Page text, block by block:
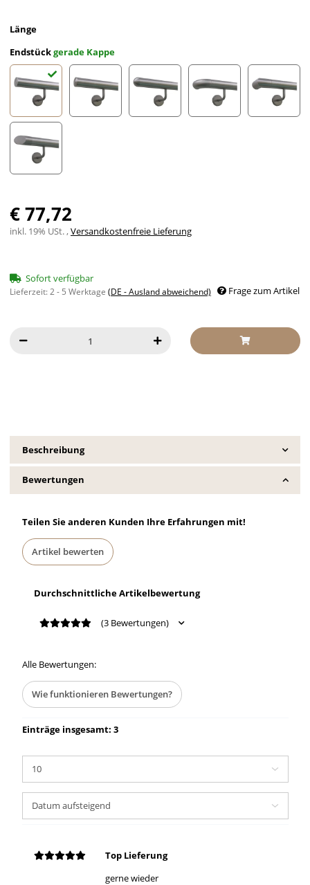
Länge
Endstückgerade Kappe
gerade Kappe
€ 77,72
inkl. 19% USt. ,Versandkostenfreie Lieferung
Sofort verfügbar
Lieferzeit:2 - 5 Werktage (DE - Ausland abweichend) Frage zum Artikel
Beschreibung
Bewertungen
Durchschnittliche Artikelbewertung
(3 Bewertungen)
Teilen Sie anderen Kunden Ihre Erfahrungen mit!
Artikel bewerten
Alle Bewertungen:
Wie funktionieren Bewertungen?
Einträge insgesamt: 3
Top Lieferung
gerne wieder